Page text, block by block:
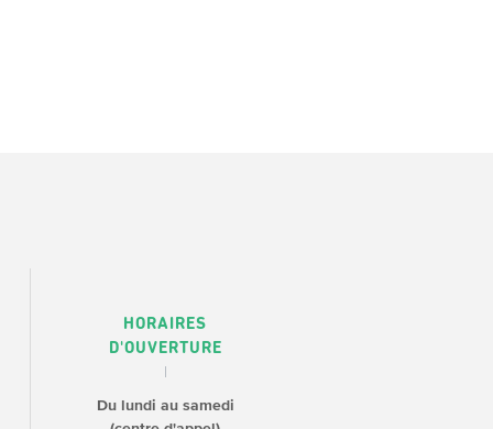
HORAIRES
D'OUVERTURE
Du lundi au samedi